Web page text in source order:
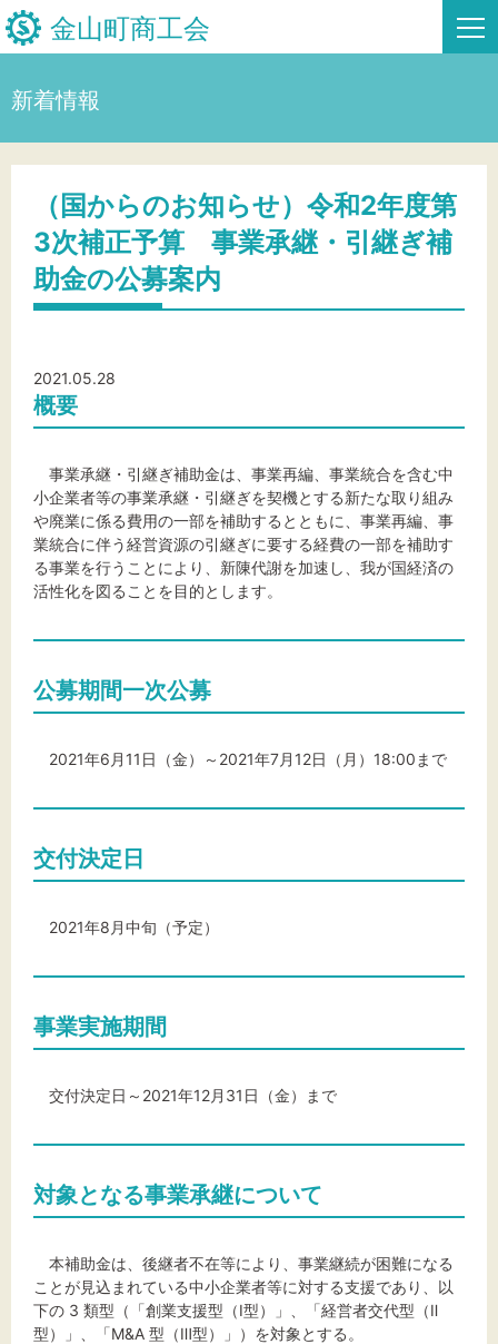
金山町商工会
事業者・創業者の方へ
関係機関の方へ
文字サイズ
標準 拡大
黒 白 黄
新着情報
（国からのお知らせ）令和2年度第
3次補正予算 事業承継・引継ぎ補
助金の公募案内
2021.05.28
概要
事業承継・引継ぎ補助金は、事業再編、事業統合を含む中
小企業者等の事業承継・引継ぎを契機とする新たな取り組み
や廃業に係る費用の一部を補助するとともに、事業再編、事
業統合に伴う経営資源の引継ぎに要する経費の一部を補助す
る事業を行うことにより、新陳代謝を加速し、我が国経済の
活性化を図ることを目的とします。
公募期間一次公募
2021年6月11日（金）～2021年7月12日（月）18:00まで
交付決定日
2021年8月中旬（予定）
事業実施期間
交付決定日～2021年12月31日（金）まで
対象となる事業承継について
本補助金は、後継者不在等により、事業継続が困難になる
ことが見込まれている中小企業者等に対する支援であり、以
下の 3 類型（「創業支援型（Ⅰ型）」、「経営者交代型（Ⅱ
型）」、「M&A 型（Ⅲ型）」）を対象とする。